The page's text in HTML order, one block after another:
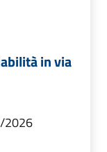
in via
2026